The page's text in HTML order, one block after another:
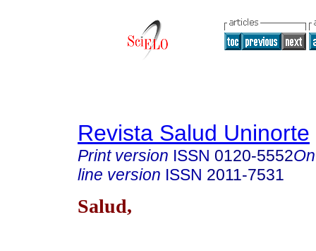
Revista Salud Uninorte
Print version ISSN 0120-5552
line version ISSN 2011-7531
Salud,